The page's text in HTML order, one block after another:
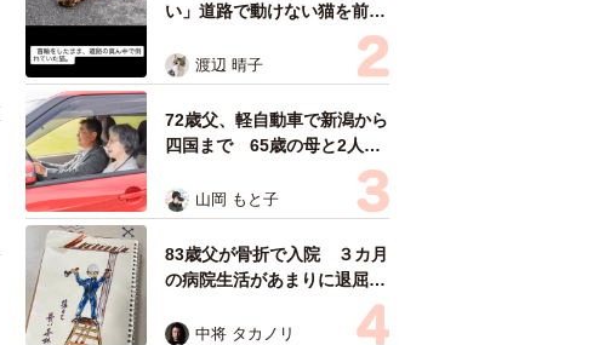
い」道路で動けない猫を前に
返された一言… 懸命に生き
ようとした4日間 「命の重
さはみんな同じ」保護団体代
表の訴え
渡辺 晴子
72歳父、軽自動車で新潟から
四国まで 65歳の母と2人で
3泊4日の旅 パーキングの休
憩まで分刻み… 「大学生で
も組まねえよ！」
山岡 もと子
83歳父が骨折で入院 ３カ月
の病院生活があまりに退屈で
い！」→スケッチブックを見
中将 タカノリ